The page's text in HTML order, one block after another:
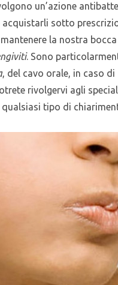
un’azione
sotto
la nostra
. Sono
, del cavo orale, in caso di
rivolgervi agli
tipo di